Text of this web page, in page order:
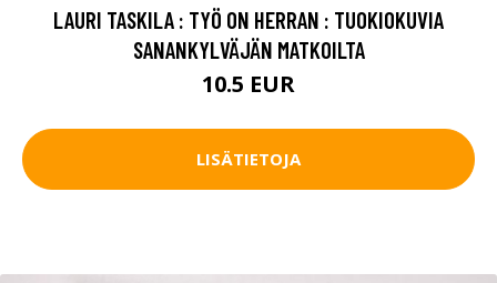
LAURI TASKILA : TYÖ ON HERRAN : TUOKIOKUVIA
SANANKYLVÄJÄN MATKOILTA
10.5 EUR
LISÄTIETOJA